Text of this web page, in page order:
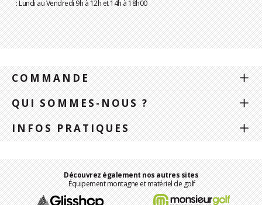
: Lundi au Vendredi 9h à 12h et 14h à 18h00
COMMANDE
QUI SOMMES-NOUS ?
INFOS PRATIQUES
Découvrez également nos autres sites
Équipement montagne et matériel de golf